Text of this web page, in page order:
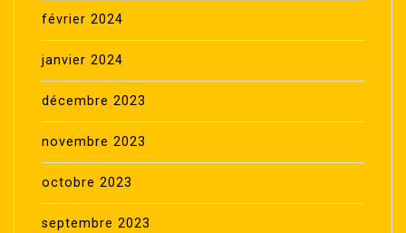
février 2024
janvier 2024
décembre 2023
novembre 2023
octobre 2023
septembre 2023